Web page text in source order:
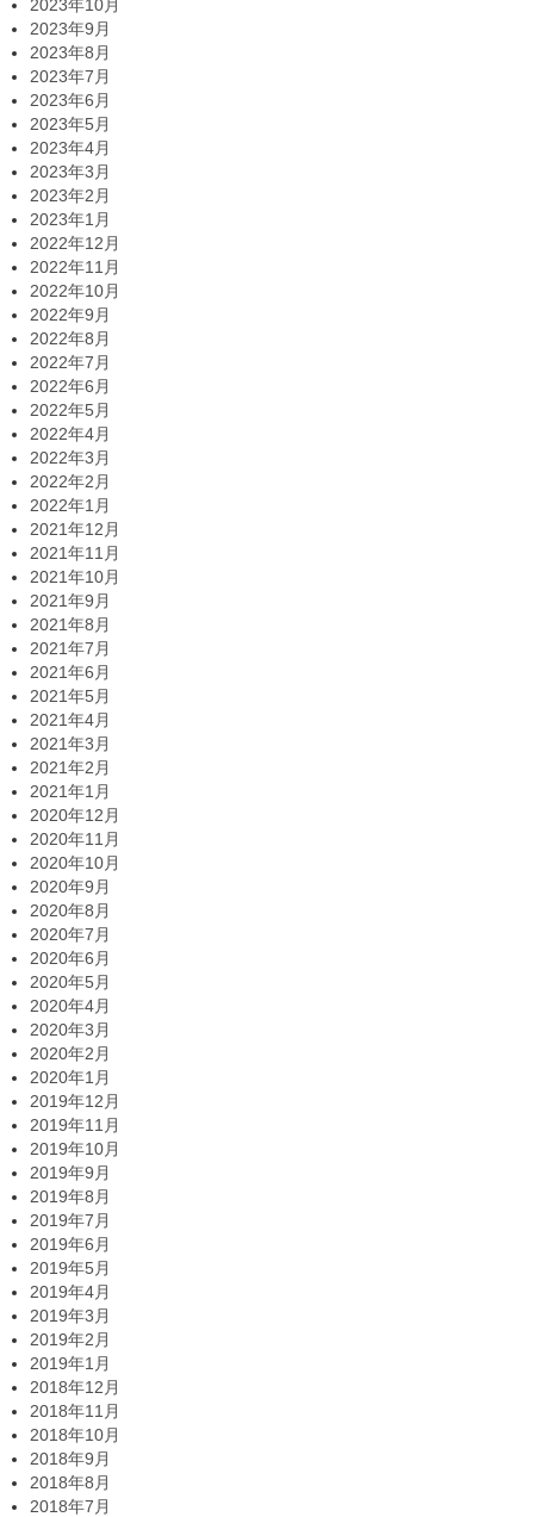
2023年10月
2023年9月
2023年8月
2023年7月
2023年6月
2023年5月
2023年4月
2023年3月
2023年2月
2023年1月
2022年12月
2022年11月
2022年10月
2022年9月
2022年8月
2022年7月
2022年6月
2022年5月
2022年4月
2022年3月
2022年2月
2022年1月
2021年12月
2021年11月
2021年10月
2021年9月
2021年8月
2021年7月
2021年6月
2021年5月
2021年4月
2021年3月
2021年2月
2021年1月
2020年12月
2020年11月
2020年10月
2020年9月
2020年8月
2020年7月
2020年6月
2020年5月
2020年4月
2020年3月
2020年2月
2020年1月
2019年12月
2019年11月
2019年10月
2019年9月
2019年8月
2019年7月
2019年6月
2019年5月
2019年4月
2019年3月
2019年2月
2019年1月
2018年12月
2018年11月
2018年10月
2018年9月
2018年8月
2018年7月